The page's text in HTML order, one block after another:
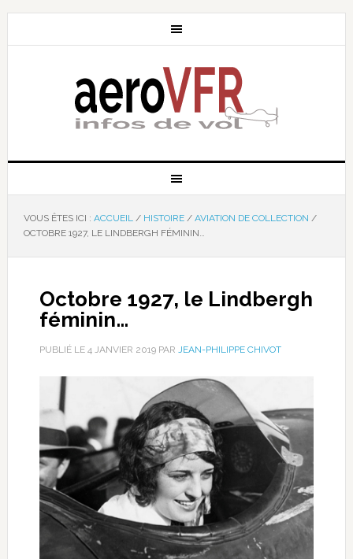
VOUS ÊTES ICI : ACCUEIL / HISTOIRE / AVIATION DE COLLECTION /
OCTOBRE 1927, LE LINDBERGH FÉMININ…
Octobre 1927, le Lindbergh
féminin…
PUBLIÉ LE 4 JANVIER 2019PAR JEAN-PHILIPPE CHIVOT